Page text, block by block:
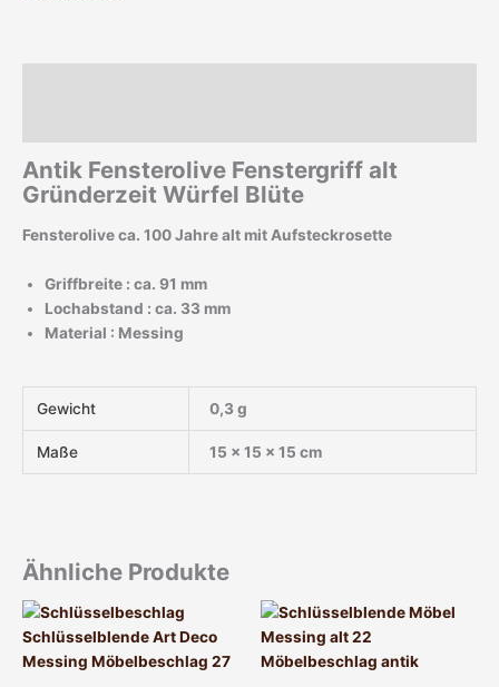
Antik Fensterolive Fenstergriff alt
Gründerzeit Würfel Blüte
Fensterolive ca. 100 Jahre alt mit Aufsteckrosette
Griffbreite : ca. 91 mm
Lochabstand : ca. 33 mm
Material : Messing
Gewicht 0,3 g
Maße 15 × 15 × 15 cm
Ähnliche Produkte